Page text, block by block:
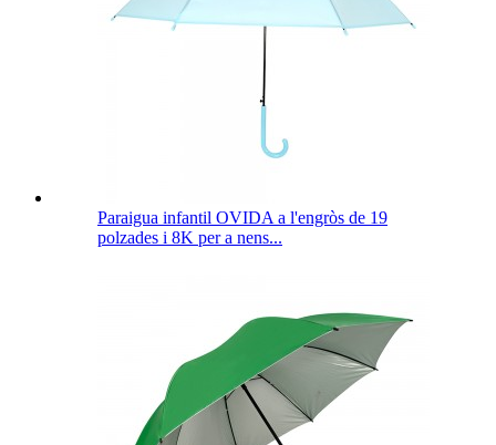
Paraigua infantil OVIDA a l'engròs de 19
polzades i 8K per a nens...